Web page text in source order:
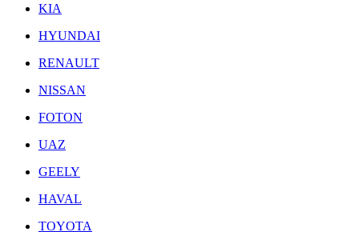
KIA
HYUNDAI
RENAULT
NISSAN
FOTON
UAZ
GEELY
HAVAL
TOYOTA